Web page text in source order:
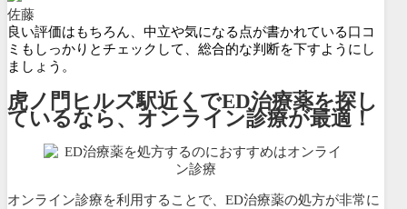
佐藤
良い評価はもちろん、中立や気になる点が書かれている口コ
ミもしっかりとチェックして、総合的な判断を下すようにし
ましょう。
虎ノ門ヒルズ駅近くでED治療薬を探し
ているなら、オンライン診療が最適！
オンライン診療を利用することで、ED治療薬の処方が非常に